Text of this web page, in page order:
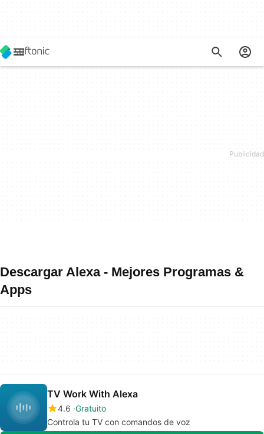
Descargar Alexa - Mejores Programas &
Apps
TV Work With Alexa
4.6 Gratuito
Controla tu TV con comandos de voz